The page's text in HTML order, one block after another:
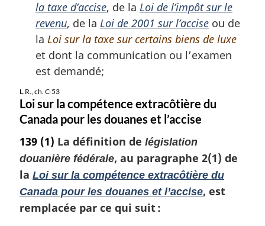
la taxe d’accise, de la Loi de l’impôt sur le
revenu, de la Loi de 2001 sur l’accise ou de
la Loi sur la taxe sur certains biens de luxe
et dont la communication ou l’examen
est demandé;
L.R., ch. C-53
Loi sur la compétence extracôtière du
Canada pour les douanes et l’accise
139 (1) La définition de législation
douanière fédérale, au paragraphe 2(1) de
la Loi sur la compétence extracôtière du
Canada pour les douanes et l’accise, est
remplacée par ce qui suit :